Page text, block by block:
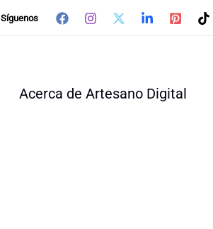
Síguenos
Acerca de Artesano Digital